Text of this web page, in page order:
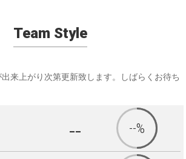
Team Style
来上がり次第更新致します。しばらくお待ち
-- --%